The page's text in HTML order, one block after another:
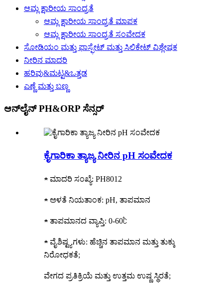
ಆಮ್ಲ ಕ್ಷಾರೀಯ ಸಾಂದ್ರತೆ
ಆಮ್ಲ ಕ್ಷಾರೀಯ ಸಾಂದ್ರತೆ ಮಾಪಕ
ಆಮ್ಲ ಕ್ಷಾರೀಯ ಸಾಂದ್ರತೆ ಸಂವೇದಕ
ಸೋಡಿಯಂ ಮತ್ತು ಫಾಸ್ಫೇಟ್ ಮತ್ತು ಸಿಲಿಕೇಟ್ ವಿಶ್ಲೇಷಕ
ನೀರಿನ ಮಾದರಿ
ಹರಿವು&ಮಟ್ಟ&ಒತ್ತಡ
ಎಣ್ಣೆ ಮತ್ತು ಬಣ್ಣ
ಆನ್‌ಲೈನ್ PH&ORP ಸೆನ್ಸರ್
ಕೈಗಾರಿಕಾ ತ್ಯಾಜ್ಯ ನೀರಿನ pH ಸಂವೇದಕ
★ ಮಾದರಿ ಸಂಖ್ಯೆ: PH8012
★ ಅಳತೆ ನಿಯತಾಂಕ: pH, ತಾಪಮಾನ
★ ತಾಪಮಾನದ ವ್ಯಾಪ್ತಿ: 0-60℃
★ ವೈಶಿಷ್ಟ್ಯಗಳು: ಹೆಚ್ಚಿನ ತಾಪಮಾನ ಮತ್ತು ತುಕ್ಕು
ನಿರೋಧಕತೆ;
ವೇಗದ ಪ್ರತಿಕ್ರಿಯೆ ಮತ್ತು ಉತ್ತಮ ಉಷ್ಣ ಸ್ಥಿರತೆ;